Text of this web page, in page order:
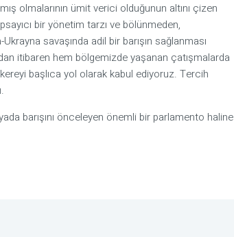
olmalarının ümit verici olduğunun altını çizen
bir yönetim tarzı ve bölünmeden,
savaşında adil bir barışın sağlanması
itibaren hem bölgemizde yaşanan çatışmalarda
başlıca yol olarak kabul ediyoruz. Tercih
barışını önceleyen önemli bir parlamento haline